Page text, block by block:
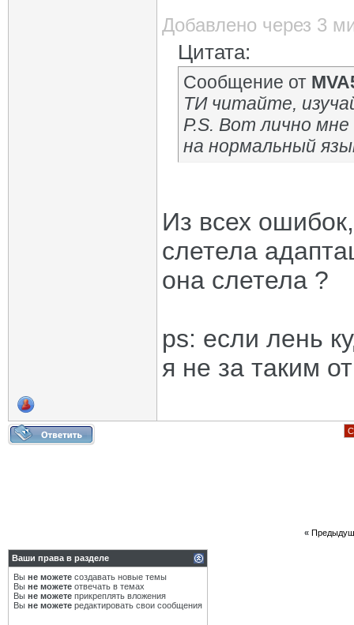
Добавлено через 3
Цитата:
Сообщение от
ТИ читайте,
P.S. Вот лично
на нормальный
Из всех
слетела
она слетела ?
ps: если лень
я не за таким
«
Ваши права в разделе
Вы не можете создавать новые темы
Вы не можете отвечать в темах
Вы не можете прикреплять вложения
Вы не можете редактировать свои сообщения